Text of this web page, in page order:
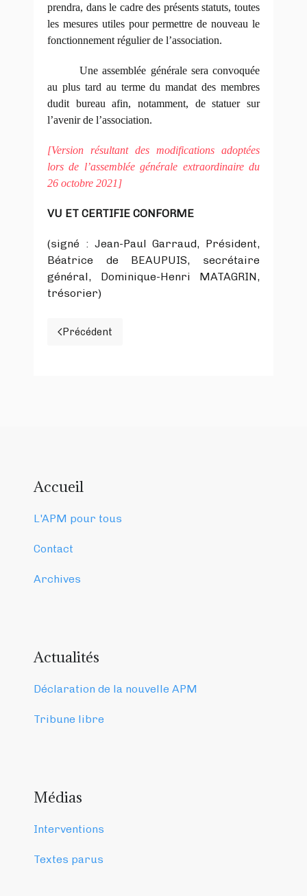
prendra, dans le cadre des présents statuts, toutes
les mesures utiles pour permettre de nouveau le
fonctionnement régulier de l’association.
Une assemblée générale sera convoquée
au plus tard au terme du mandat des membres
dudit bureau afin, notamment, de statuer sur
l’avenir de l’association.
[Version résultant des modifications adoptées
lors de l’assemblée générale extraordinaire du
26 octobre 2021]
VU ET CERTIFIE CONFORME
(signé : Jean-Paul Garraud, Président,
Béatrice de BEAUPUIS, secrétaire
général, Dominique-Henri MATAGRIN,
trésorier)
Article précédent : Contact
Précédent
Accueil
L'APM pour tous
Contact
Archives
Actualités
Déclaration de la nouvelle APM
Tribune libre
Médias
Interventions
Textes parus